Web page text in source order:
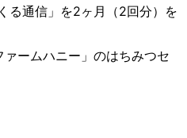
る通信」を2ヶ月（2回分）を
ームハニー」のはちみつセ